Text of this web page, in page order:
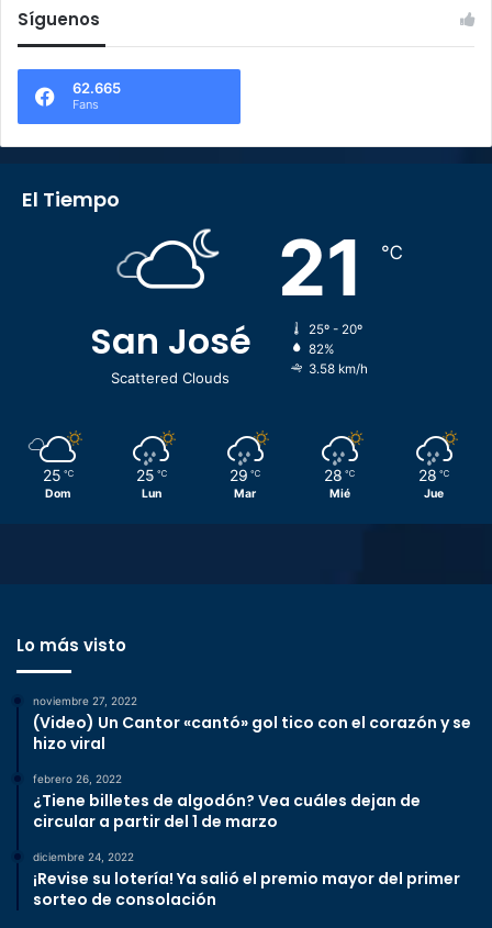
Síguenos
62.665
Fans
El Tiempo
San José
Scattered Clouds
21 ℃
25º - 20º
82%
3.58 km/h
25 ℃
Dom
25 ℃
Lun
29 ℃
Mar
28 ℃
Mié
28 ℃
Jue
Lo más visto
noviembre 27, 2022
(Video) Un Cantor «cantó» gol tico con el corazón y se
hizo viral
febrero 26, 2022
¿Tiene billetes de algodón? Vea cuáles dejan de
circular a partir del 1 de marzo
diciembre 24, 2022
¡Revise su lotería! Ya salió el premio mayor del primer
sorteo de consolación